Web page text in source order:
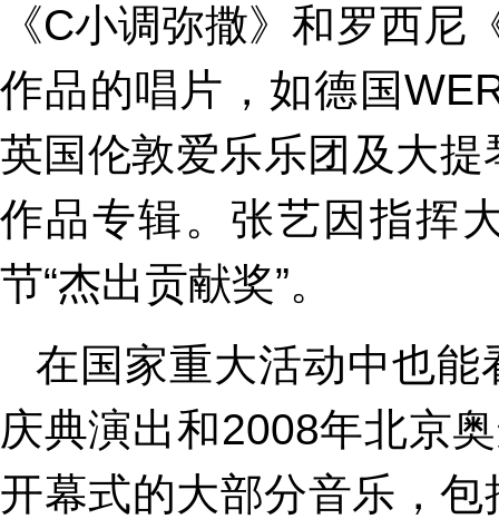
《C小调弥撒》和罗西
作品的唱片，如德国
英国伦敦爱乐乐团及大
作品专辑。张艺因指挥
节“杰出贡献奖”。
在国家重大活动中也
庆典演出和2008年北京
开幕式的大部分音乐，